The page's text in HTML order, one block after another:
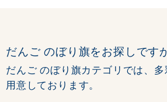
だんご のぼり旗をお探しです
だんご のぼり旗カテゴリでは、
用意しております。